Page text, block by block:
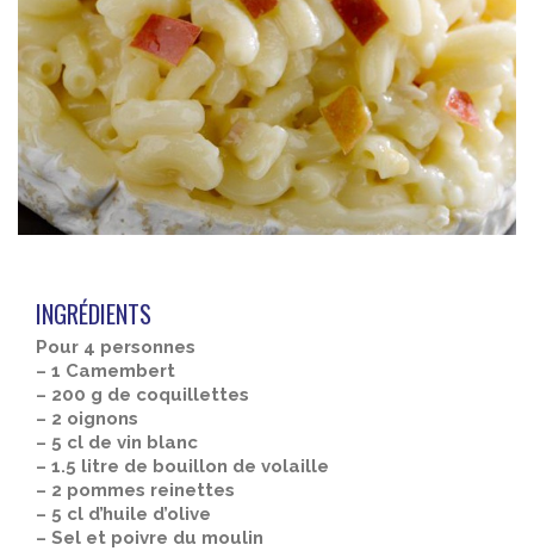
INGRÉDIENTS
Pour 4 personnes
– 1 Camembert
– 200 g de coquillettes
– 2 oignons
– 5 cl de vin blanc
– 1.5 litre de bouillon de volaille
– 2 pommes reinettes
– 5 cl d’huile d’olive
– Sel et poivre du moulin